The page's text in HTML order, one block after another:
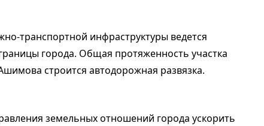
транспортной инфраструктуры ведется
города. Общая протяженность участка
строится автодорожная развязка.
земельных отношений города ускорить